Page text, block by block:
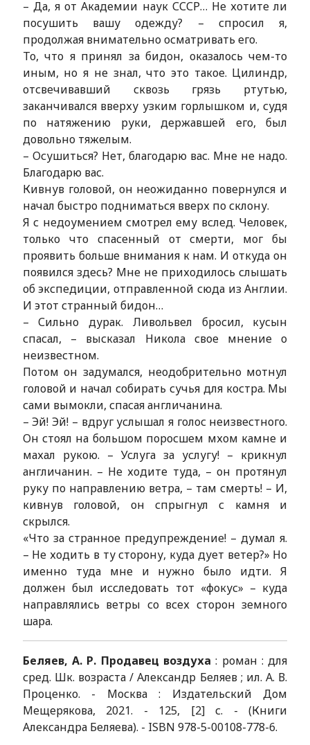
– Да, я от Академии наук СССР… Не хотите ли
посушить вашу одежду? – спросил я,
продолжая внимательно осматривать его.
То, что я принял за бидон, оказалось чем-то
иным, но я не знал, что это такое. Цилиндр,
отсвечивавший сквозь грязь ртутью,
заканчивался вверху узким горлышком и, судя
по натяжению руки, державшей его, был
довольно тяжелым.
– Осушиться? Нет, благодарю вас. Мне не надо.
Благодарю вас.
Кивнув головой, он неожиданно повернулся и
начал быстро подниматься вверх по склону.
Я с недоумением смотрел ему вслед. Человек,
только что спасенный от смерти, мог бы
проявить больше внимания к нам. И откуда он
появился здесь? Мне не приходилось слышать
об экспедиции, отправленной сюда из Англии.
И этот странный бидон…
– Сильно дурак. Ливольвел бросил, кусын
спасал, – высказал Никола свое мнение о
неизвестном.
Потом он задумался, неодобрительно мотнул
головой и начал собирать сучья для костра. Мы
сами вымокли, спасая англичанина.
– Эй! Эй! – вдруг услышал я голос неизвестного.
Он стоял на большом поросшем мхом камне и
махал рукою. – Услуга за услугу! – крикнул
англичанин. – Не ходите туда, – он протянул
руку по направлению ветра, – там смерть! – И,
кивнув головой, он спрыгнул с камня и
скрылся.
«Что за странное предупреждение! – думал я.
– Не ходить в ту сторону, куда дует ветер?» Но
именно туда мне и нужно было идти. Я
должен был исследовать тот «фокус» – куда
направлялись ветры со всех сторон земного
шара.
Беляев, А. Р. Продавец воздуха : роман : для
сред. Шк. возраста / Александр Беляев ; ил. А. В.
Проценко. - Москва : Издательский Дом
Мещерякова, 2021. - 125, [2] с. - (Книги
Александра Беляева). - ISBN 978-5-00108-778-6.